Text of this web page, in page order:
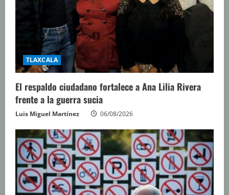
TLAXCALA
El respaldo ciudadano fortalece a Ana Lilia Rivera
frente a la guerra sucia
Luis Miguel Martínez 06/08/2026